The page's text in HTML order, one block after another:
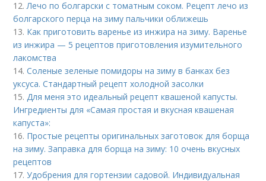
12. Лечо по болгарски с томатным соком. Рецепт лечо из
болгарского перца на зиму пальчики оближешь
13. Как приготовить варенье из инжира на зиму. Варенье
из инжира — 5 рецептов приготовления изумительного
лакомства
14.Соленые зеленые помидоры на зиму в банках без
уксуса. Стандартный рецепт холодной засолки
15. Для меня это идеальный рецепт квашеной капусты.
Ингредиенты для «Самая простая и вкусная квашеная
капуста»:
16. Простые рецепты оригинальных заготовок для борща
на зиму. Заправка для борща на зиму: 10 очень вкусных
рецептов
17.Удобрения для гортензии садовой. Индивидуальная